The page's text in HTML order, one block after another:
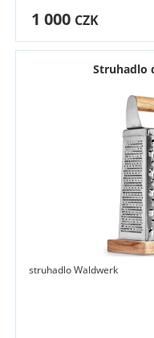
1 000 CZK
Struhadlo
struhadlo Waldwerk